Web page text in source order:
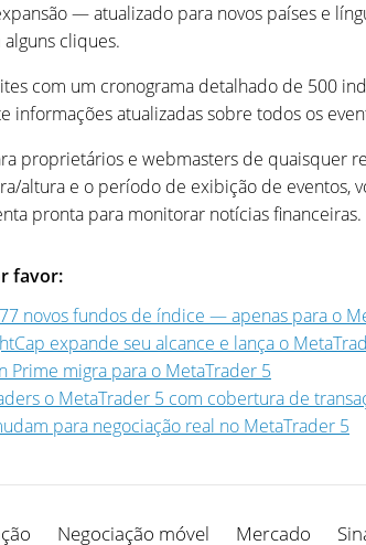
— atualizado para novos países e
cliques.
com um cronograma detalhado de 500
informações atualizadas sobre todos os
proprietários e webmasters de quaisquer
altura e o período de exibição de
pronta para monitorar notícias financeiras.
favor:
novos fundos de índice — apenas para o
expande seu alcance e lança o
Prime migra para o MetaTrader 5
o MetaTrader 5 com cobertura de
para negociação real no MetaTrader 5
Negociação móvel Mercado